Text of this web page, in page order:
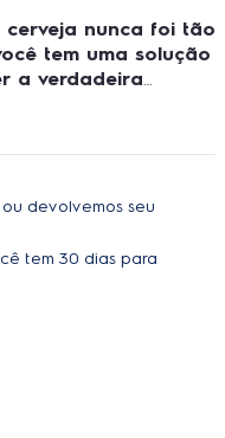
nunca foi tão
tem uma solução
a verdadeira
que as suas
mais práticas. Com
e conforto ao servir
devolvemos seu
tem 30 dias para